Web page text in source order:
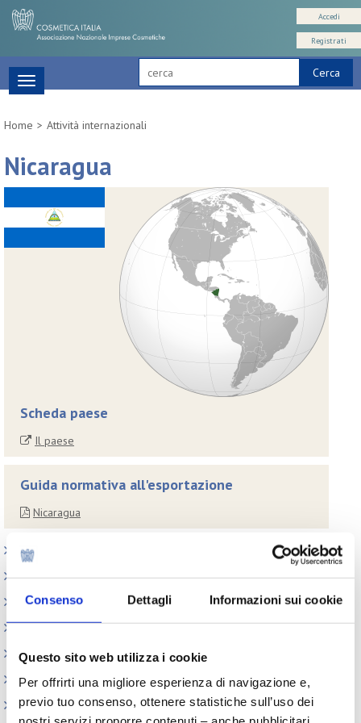
Consenso Dettagli Informazioni sui cookie
Questo sito web utilizza i cookie
Per offrirti una migliore esperienza di navigazione e,
previo tuo consenso, ottenere statistiche sull’uso dei
Cerca
Accedi
Registrati
Toggle
navigation
Home
Attività internazionali
Nicaragua
Scheda paese
Il paese
Guida normativa all'esportazione
Nicaragua
Paesi
Iniziative
Webinar
Circolari
Memorandum of Understanding
Corsi di formazione
Contatti utili